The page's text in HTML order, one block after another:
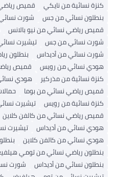
كنزة نسائية من نايكي
قميص
بنطلون نسائي من جس
شورت
قميص رياضي نسائي من نيو بالانس
شورت نسائي من جس
تيشيرت
شورت نسائي من أديداس
بنطلون
هودي نسائي من رويس
قميص
كنزة نسائية من مذركير
هودي
قميص رياضي نسائي من بوما
كنزة نسائية من رويس
تيشيرت
قميص رياضي نسائي من كالفن كلاين
هودي نسائي من أديداس
تيشيرت
هودي نسائي من كالفن كلاين
بنطلون رياضي نسائي من تومي
بنطلون نسائي من أديداس
شورت